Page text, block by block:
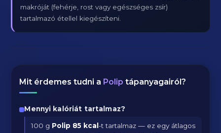
makróját (fehérje, rost vagy egészséges zsír)
tartalmazó étellel kiegészíteni.
Mit érdemes tudni a Polip tápanyagairól?
Mennyi kalóriát tartalmaz?
100 g Polip 85 kcal-t tartalmaz — ez egy átlagos